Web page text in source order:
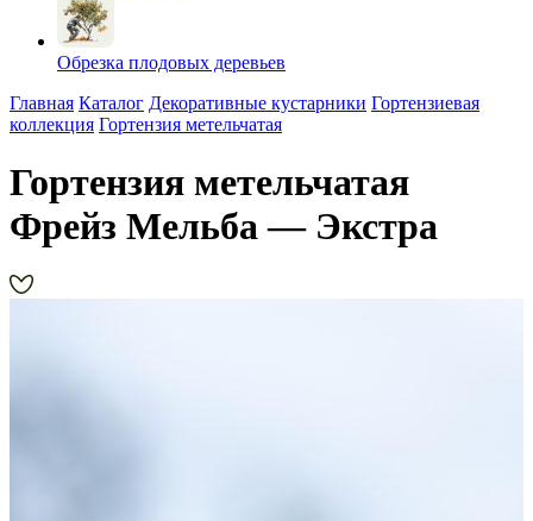
Обрезка плодовых деревьев
Главная Каталог Декоративные кустарники Гортензиевая
коллекция Гортензия метельчатая
Гортензия метельчатая
Фрейз Мельба — Экстра